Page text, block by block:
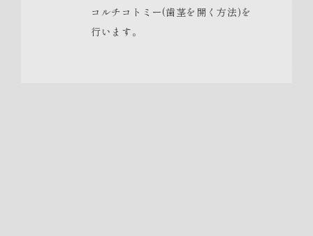
コルチコトミー(歯茎を開く方法)を
行います。